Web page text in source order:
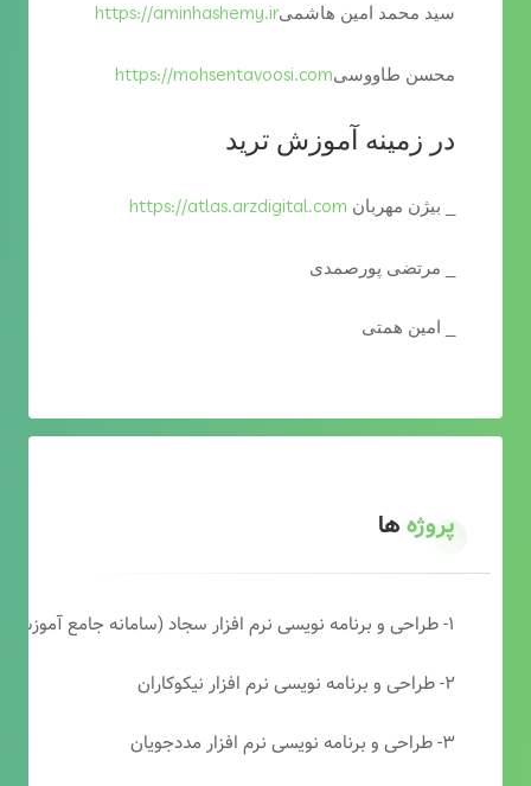
سید محمد امین هاشمیhttps://aminhashemy.ir
محسن طاووسیhttps://mohsentavoosi.com
در زمینه آموزش ترید
_ بیژن مهربان https://atlas.arzdigital.com
_ مرتضی پورصمدی
_ امین همتی
پروژهها
۱- طراحی و برنامه نویسی نرم افزار سجاد (سامانه جامع آموزشی دارالقرآن)
۲- طراحی و برنامه نویسی نرم افزار نیکوکاران
۳- طراحی و برنامه نویسی نرم افزار مددجویان